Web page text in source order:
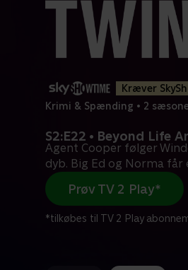
Kræver
Krimi & Spænding • 2
S2:E22 • Beyond Life
Agent Cooper følger
dyb. Big Ed og Norma
Prøv TV 2 Play*
*tilkøbes til TV 2 Play